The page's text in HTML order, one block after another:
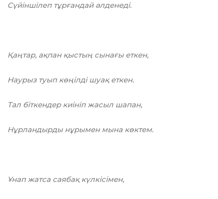
Сүйіншілеп тұрғандай әлденеді.
Қаңтар, ақпан қыстың сынағы еткен,
Наурыз туып көңілді шуақ еткен.
Тал біткендер киініп жасыл шапан,
Нұрландырды нұрымен мына көктем.
Ұнап жатса саябақ күлкісімен,